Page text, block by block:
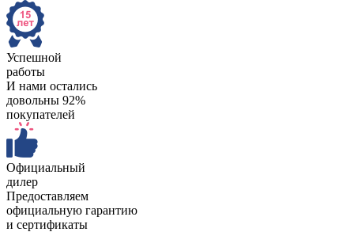
Успешной
работы
И нами остались
довольны 92%
покупателей
Официальный
дилер
Предоставляем
официальную гарантию
и сертификаты